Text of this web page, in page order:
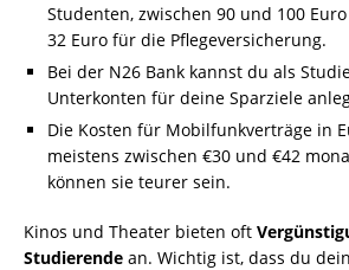
Studenten, zwischen 90 und 100
32 Euro für die Pflegeversicherung.
Bei der N26 Bank kannst du als
Unterkonten für deine Sparziele
Die Kosten für Mobilfunkverträge in
meistens zwischen €30 und €42
können sie teurer sein.
Kinos und Theater bieten oft
Studierende an. Wichtig ist, dass du